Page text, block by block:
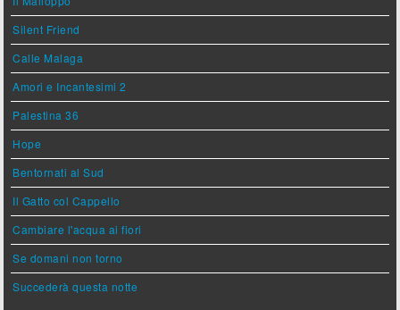
Silent Friend
Calle Malaga
Amori e Incantesimi 2
Palestina 36
Hope
Bentornati al Sud
Il Gatto col Cappello
Cambiare l'acqua ai fiori
Se domani non torno
Succederà questa notte